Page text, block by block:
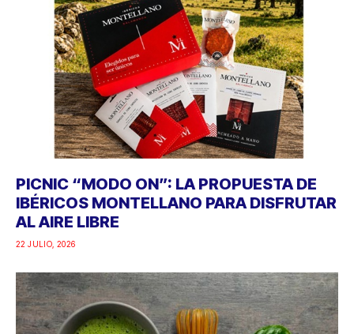
PICNIC “MODO ON”: LA PROPUESTA DE
IBÉRICOS MONTELLANO PARA DISFRUTAR
AL AIRE LIBRE
22 JULIO, 2026